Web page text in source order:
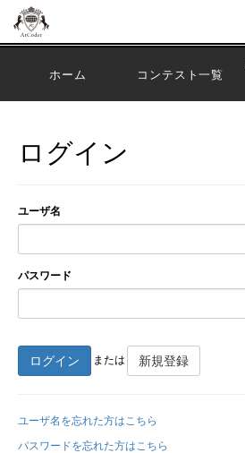
新規登録
ホーム コンテスト一覧
ログイン
ユーザ名
パスワード
ログイン または 新規登録
ユーザ名を忘れた方はこちら
パスワードを忘れた方はこちら